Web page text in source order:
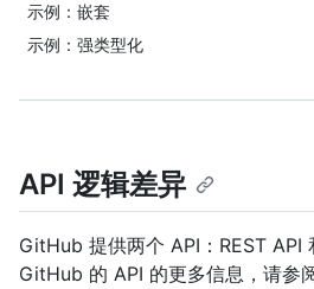
示例：嵌套
示例：强类型化
API 逻辑差异
GitHub 提供两个 API：REST API
GitHub 的 API 的更多信息，请参